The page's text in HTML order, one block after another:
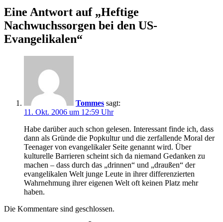
Eine Antwort auf „Heftige
Nachwuchssorgen bei den US-
Evangelikalen“
Tommes sagt:
11. Okt. 2006 um 12:59 Uhr
Habe darüber auch schon gelesen. Interessant finde ich, dass
dann als Gründe die Popkultur und die zerfallende Moral der
Teenager von evangelikaler Seite genannt wird. Über
kulturelle Barrieren scheint sich da niemand Gedanken zu
machen – dass durch das „drinnen“ und „draußen“ der
evangelikalen Welt junge Leute in ihrer differenzierten
Wahrnehmung ihrer eigenen Welt oft keinen Platz mehr
haben.
Die Kommentare sind geschlossen.